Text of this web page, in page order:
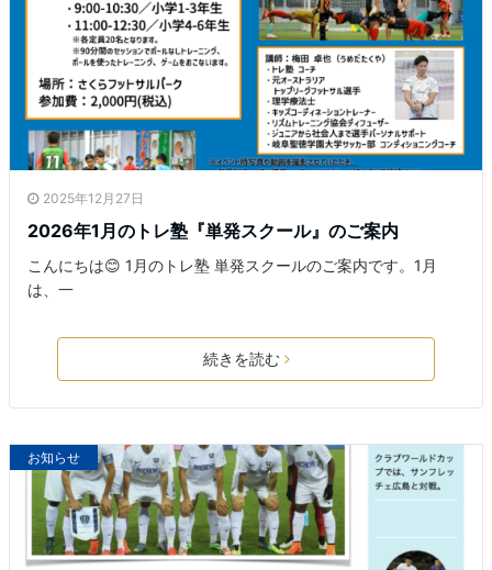
2025年12月27日
2026年1月のトレ塾『単発スクール』のご案内
こんにちは😊 1月のトレ塾 単発スクールのご案内です。1月
は、一
続きを読む
お知らせ